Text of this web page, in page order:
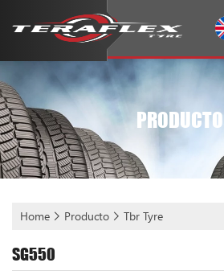
PRODUCTO
Home Producto Tbr Tyre
SG550